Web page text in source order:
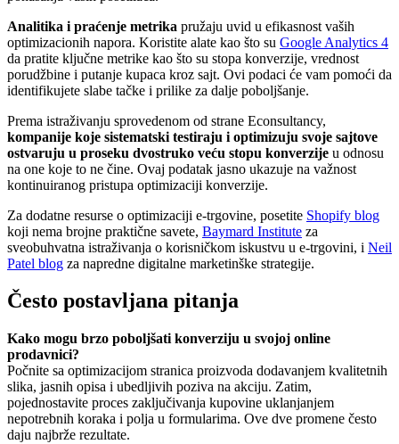
Analitika i praćenje metrika pružaju uvid u efikasnost vaših
optimizacionih napora. Koristite alate kao što su Google Analytics 4
da pratite ključne metrike kao što su stopa konverzije, vrednost
porudžbine i putanje kupaca kroz sajt. Ovi podaci će vam pomoći da
identifikujete slabe tačke i prilike za dalje poboljšanje.
Prema istraživanju sprovedenom od strane Econsultancy,
kompanije koje sistematski testiraju i optimizuju svoje sajtove
ostvaruju u proseku dvostruko veću stopu konverzije u odnosu
na one koje to ne čine. Ovaj podatak jasno ukazuje na važnost
kontinuiranog pristupa optimizaciji konverzije.
Za dodatne resurse o optimizaciji e-trgovine, posetite Shopify blog
koji nema brojne praktične savete, Baymard Institute za
sveobuhvatna istraživanja o korisničkom iskustvu u e-trgovini, i Neil
Patel blog za napredne digitalne marketinške strategije.
Često postavljana pitanja
Kako mogu brzo poboljšati konverziju u svojoj online
prodavnici?
Počnite sa optimizacijom stranica proizvoda dodavanjem kvalitetnih
slika, jasnih opisa i ubedljivih poziva na akciju. Zatim,
pojednostavite proces zaključivanja kupovine uklanjanjem
nepotrebnih koraka i polja u formularima. Ove dve promene često
daju najbrže rezultate.